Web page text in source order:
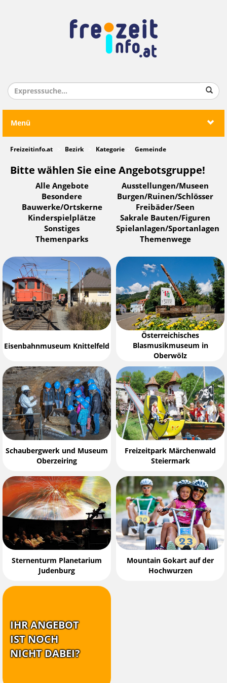
Menü
Freizeitinfo.at Bezirk Kategorie Gemeinde
Bitte wählen Sie eine Angebotsgruppe!
Alle Angebote
Ausstellungen/Museen
Besondere
Bauwerke/Ortskerne
Burgen/Ruinen/Schlösser
Freibäder/Seen
Kinderspielplätze
Sakrale Bauten/Figuren
Sonstiges
Spielanlagen/Sportanlagen
Themenparks
Themenwege
Eisenbahnmuseum Knittelfeld
Österreichisches
Blasmusikmuseum in
Oberwölz
Schaubergwerk und Museum
Oberzeiring
Freizeitpark Märchenwald
Steiermark
Sternenturm Planetarium
Judenburg
Mountain Gokart auf der
Hochwurzen
IHR ANGEBOT
IST NOCH
NICHT DABEI?